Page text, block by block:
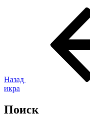
Назад
икра
Поиск